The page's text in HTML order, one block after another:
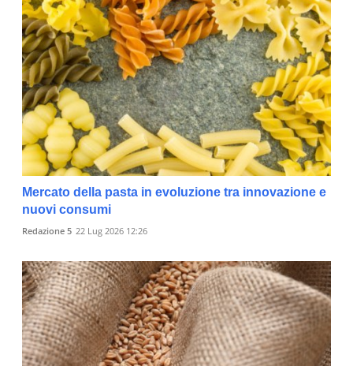
Mercato della pasta in evoluzione tra innovazione e
nuovi consumi
Redazione 5 22 Lug 2026 12:26